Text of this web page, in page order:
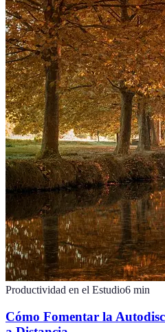
Productividad en el Estudio6 min
Cómo Fomentar la